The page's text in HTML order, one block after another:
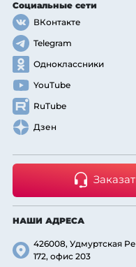
Социальные сети
ВКонтакте
Telegram
Одноклассники
YouTube
RuTube
Дзен
НАШИ АДРЕСА
426008, Удмуртская
172, офис 203